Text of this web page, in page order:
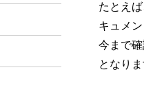
たとえ
キュメ
今まで
となりま